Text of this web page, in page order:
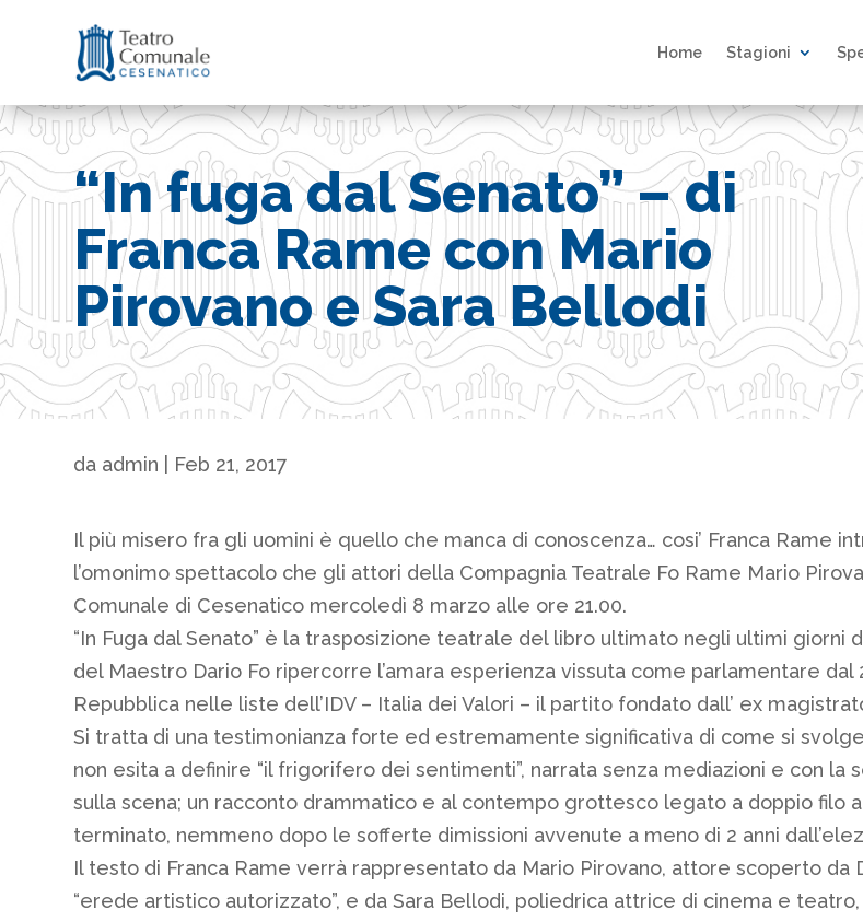
Home Stagioni
“In fuga dal Senato” – di
Franca Rame con Mario
Pirovano e Sara Bellodi
da admin Feb 21, 2017
Il più misero fra gli uomini è quello che manca di conoscenza… cosi’ Franca Rame
l’omonimo spettacolo che gli attori della Compagnia Teatrale Fo Rame Mario
Comunale di Cesenatico mercoledì 8 marzo alle ore 21.00.
“In Fuga dal Senato” è la trasposizione teatrale del libro ultimato negli ultimi giorni
del Maestro Dario Fo ripercorre l’amara esperienza vissuta come parlamentare
Repubblica nelle liste dell’IDV – Italia dei Valori – il partito fondato dall’ ex
Si tratta di una testimonianza forte ed estremamente significativa di come si
non esita a definire “il frigorifero dei sentimenti”, narrata senza mediazioni e con
sulla scena; un racconto drammatico e al contempo grottesco legato a doppio filo
terminato, nemmeno dopo le sofferte dimissioni avvenute a meno di 2 anni
Il testo di Franca Rame verrà rappresentato da Mario Pirovano, attore scoperto
“erede artistico autorizzato”, e da Sara Bellodi, poliedrica attrice di cinema e